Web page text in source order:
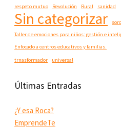
respeto mutuo
Revolución Rural sanidad
Sin categorizar
Taller de emociones para niños: gestión e
Enfocado a centros educativos y familias.
trnasformador
universal
Últimas Entradas
¿Y esa Roca?
EmprendeTe